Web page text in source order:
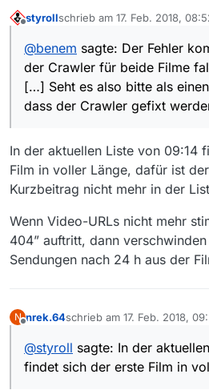
erst einmal vielen Dank für
die häufig schnellen
Ich habe Fehlermeldungen
arte, die sowohl über das
auftreten:
Sendung 1
Sender:
Datum und Uhrzeit:
31/01, 05:00h
Titel:
Warum es sich lohnt, “Der
https://www.arte.tv/de/
es-sich-lohnt-der-
Direkter Link zur Sendung
Sendung 2
ARTE
31/01, 05:00h
Titel:
Warum es sich lohnt, “Taxi
styrollschrieb am 17. Feb. 2018,
zuletzt editiert von styroll
@benem sagte: Der Fehler
der Crawler für beide Filme
[…] Seht es also bitte als
dass der Crawler gefixt
In der aktuellen Liste von 09:14
Film in voller Länge, dafür ist
Kurzbeitrag nicht mehr in der
Wenn Video-URLs nicht mehr
404” auftritt, dann
Sendungen nach 24 h aus der
N nrek.64schrieb am 17. Feb. 2018,
zuletzt editiert von
@styroll sagte: In der
findet sich der erste Film in